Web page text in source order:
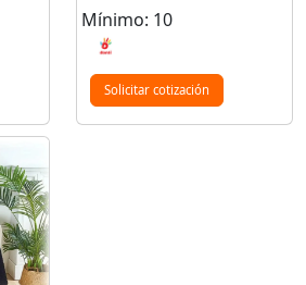
Mínimo: 10
Solicitar cotización